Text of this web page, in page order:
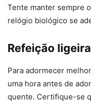
Tente manter sempre
relógio biológico se
Refeição ligeira
Para adormecer
uma hora antes de
quente. Certifique-se